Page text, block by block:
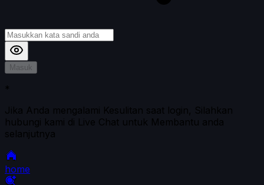
Masuk
*
Jika Anda mengalami Kesulitan saat login, Silahkan
hubungi kami di Live Chat untuk Membantu anda
selanjutnya
home